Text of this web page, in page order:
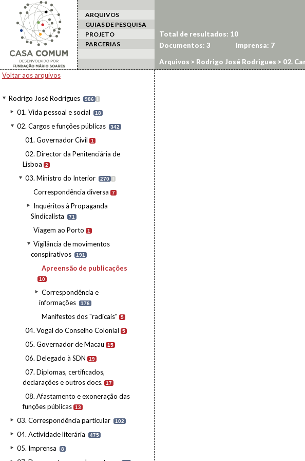
ARQUIVOS
GUIAS DE PESQUISA
PROJETO
PARCERIAS
Voltar aos arquivos
Rodrigo José Rodrigues 986 I
01. Vida pessoal e social 18
02. Cargos e funções públicas 342
01. Governador Civil 1
02. Director da Penitenciária de
Lisboa
2
03. Ministro do Interior 270 I
Correspondência diversa 7
Inquéritos à Propaganda
Sindicalista
71
Viagem ao Porto 1
Vigilância de movimentos
conspirativos
191
Apreensão de publicações
10
Correspondência e
informações
176
Manifestos dos "radicais" 5
04. Vogal do Conselho Colonial 5
05. Governador de Macau 15
06. Delegado à SDN 19
07. Diplomas, certificados,
declarações e outros docs.
17
08. Afastamento e exoneração das
funções públicas 13
03. Correspondência particular 102
04. Actividade literária 475
05. Imprensa 8
Total de resultados: 10
Documentos: 3 Imprensa: 7
Arquivos > Rodrigo José Rodrigues > 02.
publicações